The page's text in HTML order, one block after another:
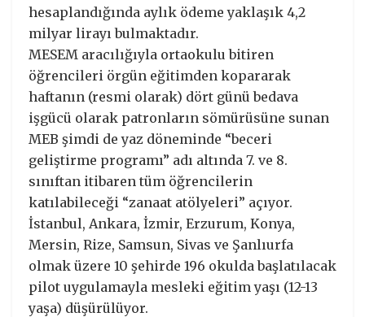
hesaplandığında aylık ödeme yaklaşık 4,2
milyar lirayı bulmaktadır.
MESEM aracılığıyla ortaokulu bitiren
öğrencileri örgün eğitimden kopararak
haftanın (resmi olarak) dört günü bedava
işgücü olarak patronların sömürüsüne sunan
MEB şimdi de yaz döneminde “beceri
geliştirme programı” adı altında 7. ve 8.
sınıftan itibaren tüm öğrencilerin
katılabileceği “zanaat atölyeleri” açıyor.
İstanbul, Ankara, İzmir, Erzurum, Konya,
Mersin, Rize, Samsun, Sivas ve Şanlıurfa
olmak üzere 10 şehirde 196 okulda başlatılacak
pilot uygulamayla mesleki eğitim yaşı (12-13
yaşa) düşürülüyor.